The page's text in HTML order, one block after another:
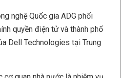
nghệ Quốc gia ADG phối
quyền điện tử và thành phố
Dell Technologies tại Trung